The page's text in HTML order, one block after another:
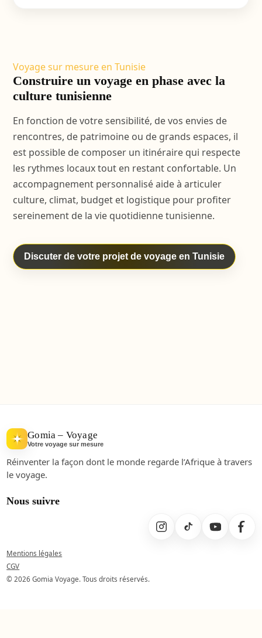
Voyage sur mesure en Tunisie
Construire un voyage en phase avec la
culture tunisienne
En fonction de votre sensibilité, de vos envies de
rencontres, de patrimoine ou de grands espaces, il
est possible de composer un itinéraire qui respecte
les rythmes locaux tout en restant confortable. Un
accompagnement personnalisé aide à articuler
culture, climat, budget et logistique pour profiter
sereinement de la vie quotidienne tunisienne.
Discuter de votre projet de voyage en Tunisie
Gomia – Voyage
Votre voyage sur mesure
Réinventer la façon dont le monde regarde l’Afrique à travers
le voyage.
Nous suivre
Mentions légales
CGV
© 2026 Gomia Voyage. Tous droits réservés.